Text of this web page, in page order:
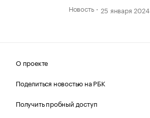
Новость 25 января 2024
О проекте
Поделиться новостью на РБК
Получить пробный доступ